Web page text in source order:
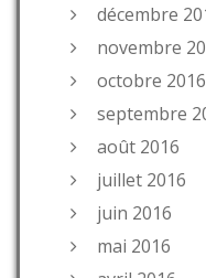
décembre
novembre
octobre 2016
septembre
août 2016
juillet 2016
juin 2016
mai 2016